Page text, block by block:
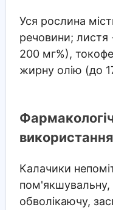
Уся рослина
речовини; листя
200 мг%),
жирну олію (до
використання
Калачики
пом'якшувальну,
обволікаючу,